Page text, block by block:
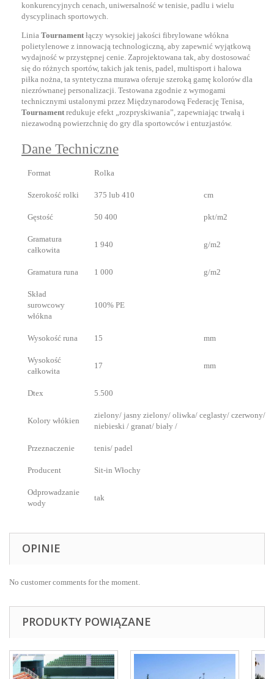
konkurencyjnych cenach, uniwersalność w tenisie, padlu i wielu
dyscyplinach sportowych.
Linia Tournament łączy wysokiej jakości fibrylowane włókna
polietylenowe z innowacją technologiczną, aby zapewnić wyjątkową
wydajność w przystępnej cenie. Zaprojektowana tak, aby dostosować
się do różnych sportów, takich jak tenis, padel, multisport i halowa
piłka nożna, ta syntetyczna murawa oferuje szeroką gamę kolorów dla
niezrównanej personalizacji. Testowana zgodnie z wymogami
technicznymi ustalonymi przez Międzynarodową Federację Tenisa,
Tournament redukuje efekt „rozpryskiwania”, zapewniając trwałą i
niezawodną powierzchnię do gry dla sportowców i entuzjastów.
Dane Techniczne
Format Rolka
Szerokość rolki 375 lub 410 cm
Gęstość 50 400 pkt/m2
Gramatura
całkowita
1 940 g/m2
Gramatura runa 1 000 g/m2
Skład
surowcowy
włókna
100% PE
Wysokość runa 15 mm
Wysokość
całkowita
17 mm
Dtex 5.500
Kolory włókien
zielony/ jasny zielony/ oliwka/ ceglasty/ czerwony/
niebieski / granat/ biały /
Przeznaczenie tenis/ padel
Producent Sit-in Włochy
Odprowadzanie
wody
tak
OPINIE
No customer comments for the moment.
PRODUKTY POWIĄZANE